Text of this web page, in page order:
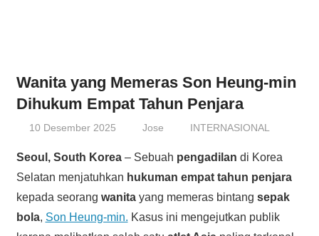
Wanita yang Memeras Son Heung-min
Dihukum Empat Tahun Penjara
10 Desember 2025 Jose INTERNASIONAL
Seoul, South Korea– Sebuah pengadilan di Korea
Selatan menjatuhkan hukuman empat tahun penjara
kepada seorang wanitayang memeras bintang sepak
bola, Son Heung-min. Kasus ini mengejutkan publik